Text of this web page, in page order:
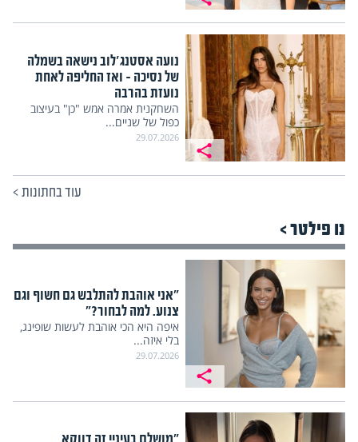
נועה אסטנג'לוב נישאה בשמלה
של נסיכה – ואז החליפה לאחת
נועזת בהרבה
השחקנית אמרה אמש "כן" בעיצוב
כפול של שניים...
29.07.2026
עוד בחתונות>
נו פילטר >
"אני אוהבת להתלבש גם חשוף וגם
צנוע. למה לבחור?"
איפה היא הכי אוהבת לעשות שופינג,
בלי איזה...
29.07.2026